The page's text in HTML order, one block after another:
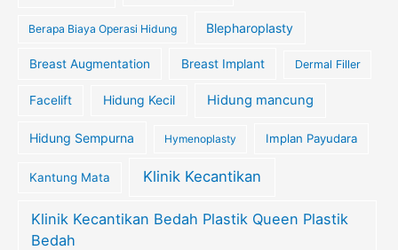
Berapa Biaya Operasi Hidung Blepharoplasty
Breast Augmentation Breast Implant Dermal Filler
Facelift Hidung Kecil Hidung mancung
Hidung Sempurna Hymenoplasty Implan Payudara
Kantung Mata Klinik Kecantikan
Klinik Kecantikan Bedah Plastik Queen Plastik
Bedah